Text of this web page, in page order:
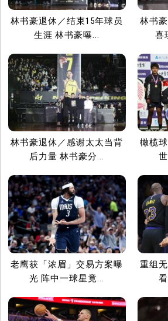
林书豪退休／结束15年球员
生涯 林书豪曝...
林书
喜
林书豪退休／感谢太太当背
后力量 林书豪分...
橄榄
老鹰获「浓眉」交易方案曝
光 阵中一球星竟...
重组